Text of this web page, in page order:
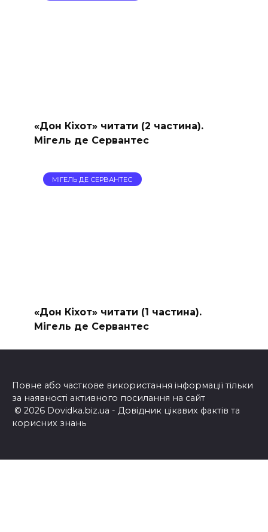
«Дон Кіхот» читати (2 частина).
Мігель де Сервантес
МІГЕЛЬ ДЕ СЕРВАНТЕС
«Дон Кіхот» читати (1 частина).
Мігель де Сервантес
Повне або часткове використання інформації тільки
за наявності активного посилання на сайт
© 2026 Dovidka.biz.ua - Довідник цікавих фактів та
корисних знань